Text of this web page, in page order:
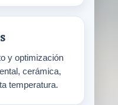
y optimización
cerámica,
temperatura.